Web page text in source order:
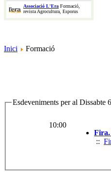
Associació L'Era Formació,
revista Agrocultura, Esporus
Inici
Formació
Esdeveniments per al Dissabte
10:00
::